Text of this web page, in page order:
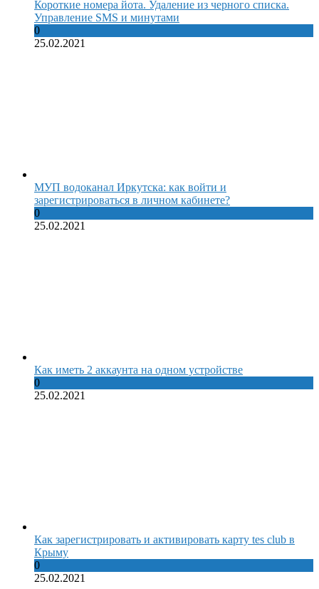
Короткие номера йота. Удаление из черного списка.
Управление SMS и минутами
0
25.02.2021
МУП водоканал Иркутска: как войти и
зарегистрироваться в личном кабинете?
0
25.02.2021
Как иметь 2 аккаунта на одном устройстве
0
25.02.2021
Как зарегистрировать и активировать карту tes club в
Крыму
0
25.02.2021